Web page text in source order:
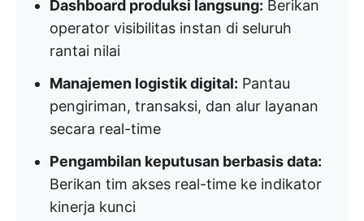
Dashboard produksi langsung: Berikan
operator visibilitas instan di seluruh
rantai nilai
Manajemen logistik digital: Pantau
pengiriman, transaksi, dan alur layanan
secara real-time
Pengambilan keputusan berbasis data:
Berikan tim akses real-time ke indikator
kinerja kunci